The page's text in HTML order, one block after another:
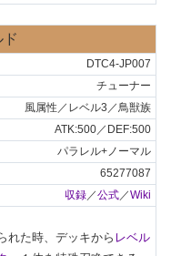
DTC4-JP007
チューナー
風属性／レベル3／鳥獣族
ATK:500／DEF:500
パラレル+ノーマル
65277087
収録／公式／Wiki
れた時、デッキから レベル